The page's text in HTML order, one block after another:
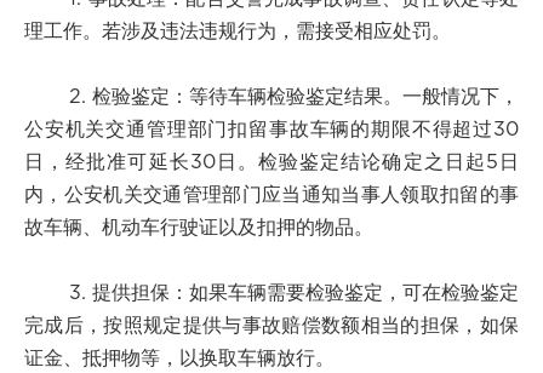
理工作。若涉及违法违规行为，需接受相应处罚。
2. 检验鉴定：等待车辆检验鉴定结果。一般情况下，
公安机关交通管理部门扣留事故车辆的期限不得超过30
日，经批准可延长30日。检验鉴定结论确定之日起5日
内，公安机关交通管理部门应当通知当事人领取扣留的事
故车辆、机动车行驶证以及扣押的物品。
3. 提供担保：如果车辆需要检验鉴定，可在检验鉴定
完成后，按照规定提供与事故赔偿数额相当的担保，如保
证金、抵押物等，以换取车辆放行。